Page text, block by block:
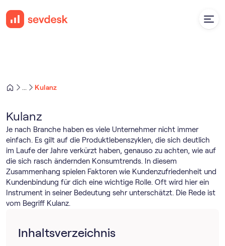
Kulanz
Kulanz
Je nach Branche haben es viele Unternehmer nicht immer
einfach. Es gilt auf die Produktlebenszyklen, die sich deutlich
im Laufe der Jahre verkürzt haben, genauso zu achten, wie auf
die sich rasch ändernden Konsumtrends. In diesem
Zusammenhang spielen Faktoren wie Kundenzufriedenheit und
Kundenbindung für dich eine wichtige Rolle. Oft wird hier ein
Instrument in seiner Bedeutung sehr unterschätzt. Die Rede ist
vom Begriff Kulanz.
Inhaltsverzeichnis